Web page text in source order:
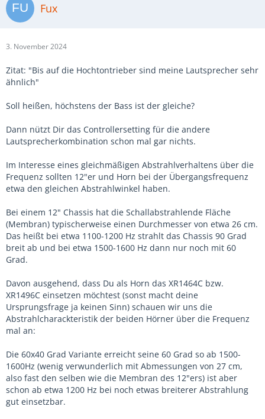
Fux
3. November 2024
Zitat: "Bis auf die Hochtontrieber sind meine Lautsprecher sehr
ähnlich"
Soll heißen, höchstens der Bass ist der gleiche?
Dann nützt Dir das Controllersetting für die andere
Lautsprecherkombination schon mal gar nichts.
Im Interesse eines gleichmäßigen Abstrahlverhaltens über die
Frequenz sollten 12"er und Horn bei der Übergangsfrequenz
etwa den gleichen Abstrahlwinkel haben.
Bei einem 12" Chassis hat die Schallabstrahlende Fläche
(Membran) typischerweise einen Durchmesser von etwa 26 cm.
Das heißt bei etwa 1100-1200 Hz strahlt das Chassis 90 Grad
breit ab und bei etwa 1500-1600 Hz dann nur noch mit 60
Grad.
Davon ausgehend, dass Du als Horn das XR1464C bzw.
XR1496C einsetzen möchtest (sonst macht deine
Ursprungsfrage ja keinen Sinn) schauen wir uns die
Abstrahlcharackteristik der beiden Hörner über die Frequenz
mal an:
Die 60x40 Grad Variante erreicht seine 60 Grad so ab 1500-
1600Hz (wenig verwunderlich mit Abmessungen von 27 cm,
also fast den selben wie die Membran des 12"ers) ist aber
schon ab etwa 1200 Hz bei noch etwas breiterer Abstrahlung
gut einsetzbar.